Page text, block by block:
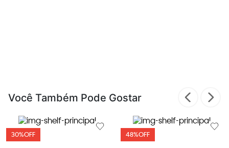
Você Também Pode Gostar
30%OFF 48%OFF